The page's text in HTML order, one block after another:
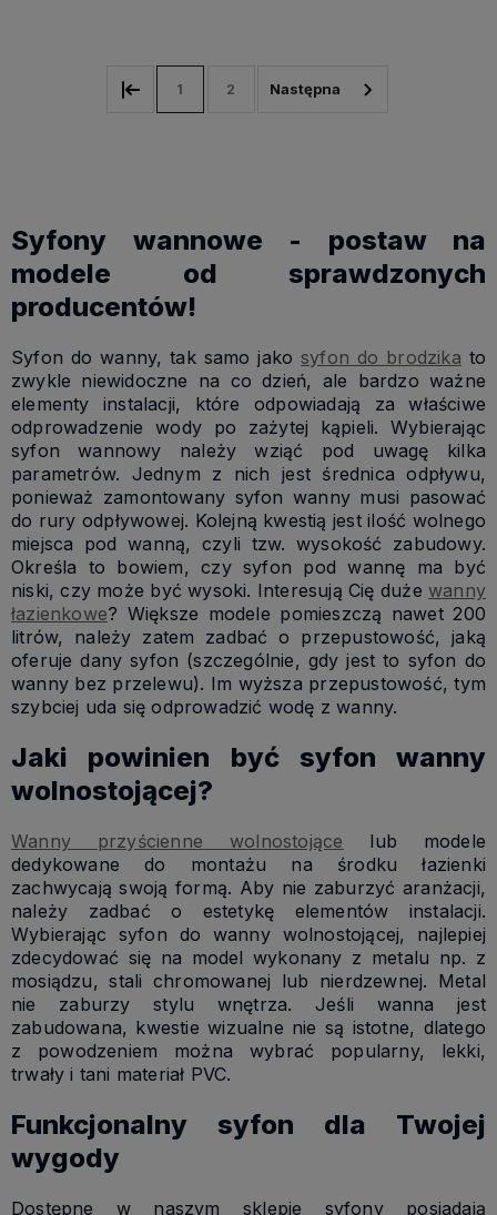
1 2
Syfony wannowe - postaw na
modele od sprawdzonych
producentów!
Syfon do wanny, tak samo jako syfon do brodzika to
zwykle niewidoczne na co dzień, ale bardzo ważne
elementy instalacji, które odpowiadają za właściwe
odprowadzenie wody po zażytej kąpieli. Wybierając
syfon wannowy należy wziąć pod uwagę kilka
parametrów. Jednym z nich jest średnica odpływu,
ponieważ zamontowany syfon wanny musi pasować
do rury odpływowej. Kolejną kwestią jest ilość wolnego
miejsca pod wanną, czyli tzw. wysokość zabudowy.
Określa to bowiem, czy syfon pod wannę ma być
niski, czy może być wysoki. Interesują Cię duże wanny
łazienkowe? Większe modele pomieszczą nawet 200
litrów, należy zatem zadbać o przepustowość, jaką
oferuje dany syfon (szczególnie, gdy jest to syfon do
wanny bez przelewu). Im wyższa przepustowość, tym
szybciej uda się odprowadzić wodę z wanny.
Jaki powinien być syfon wanny
wolnostojącej?
Wanny przyścienne wolnostojące lub modele
dedykowane do montażu na środku łazienki
zachwycają swoją formą. Aby nie zaburzyć aranżacji,
należy zadbać o estetykę elementów instalacji.
Wybierając syfon do wanny wolnostojącej, najlepiej
zdecydować się na model wykonany z metalu np. z
mosiądzu, stali chromowanej lub nierdzewnej. Metal
nie zaburzy stylu wnętrza. Jeśli wanna jest
zabudowana, kwestie wizualne nie są istotne, dlatego
z powodzeniem można wybrać popularny, lekki,
trwały i tani materiał PVC.
Funkcjonalny syfon dla Twojej
wygody
Dostępne w naszym sklepie syfony posiadają